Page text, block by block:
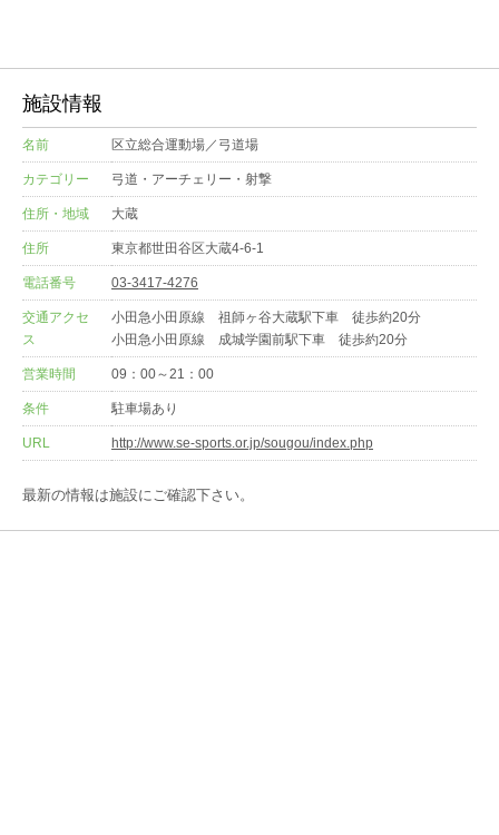
施設情報
名前 区立総合運動場／弓道場
カテゴリー 弓道・アーチェリー・射撃
住所・地域 大蔵
住所 東京都世田谷区大蔵4-6-1
電話番号 03-3417-4276
交通アクセ
ス
小田急小田原線 祖師ヶ谷大蔵駅下車 徒歩約20分
小田急小田原線 成城学園前駅下車 徒歩約20分
営業時間 09：00～21：00
条件 駐車場あり
URL http://www.se-sports.or.jp/sougou/index.php
最新の情報は施設にご確認下さい。